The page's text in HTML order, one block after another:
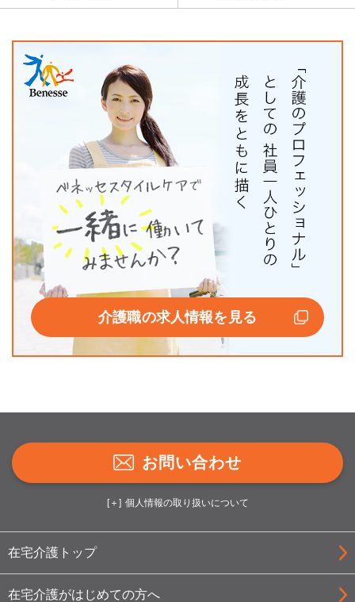
介護職の求人情報を見る
お問い合わせ
個人情報の取り扱いについて
在宅介護トップ
在宅介護がはじめての方へ